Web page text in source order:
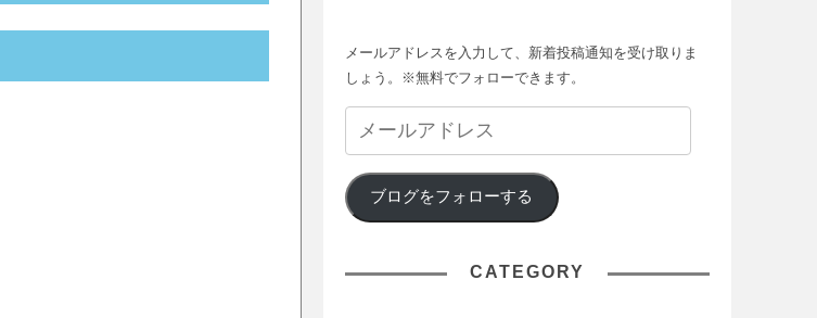
メールアドレスを入力して、新着投稿通知を受け取りま
しょう。※無料でフォローできます。
ブログをフォローする
CATEGORY